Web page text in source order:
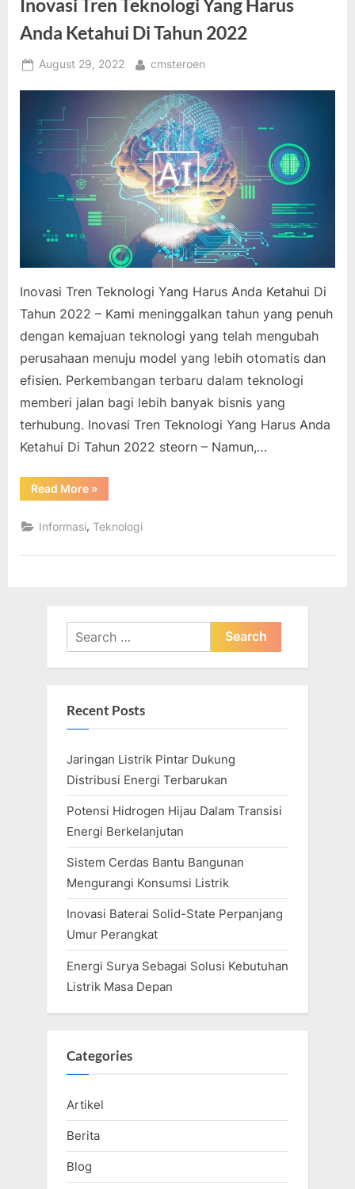
Inovasi Tren Teknologi Yang Harus
Anda Ketahui Di Tahun 2022
Posted
August 29, 2022 By
cmsteroen
Inovasi Tren Teknologi Yang Harus Anda Ketahui Di
Tahun 2022 – Kami meninggalkan tahun yang penuh
dengan kemajuan teknologi yang telah mengubah
perusahaan menuju model yang lebih otomatis dan
efisien. Perkembangan terbaru dalam teknologi
memberi jalan bagi lebih banyak bisnis yang
terhubung. Inovasi Tren Teknologi Yang Harus Anda
Ketahui Di Tahun 2022 steorn – Namun,…
Read More“Inovasi
Tren
Yang
Harus
Ketahui
»
Informasi,Teknologi
Search
for:
Recent Posts
Jaringan Listrik Pintar Dukung
Distribusi Energi Terbarukan
Potensi Hidrogen Hijau Dalam Transisi
Energi Berkelanjutan
Sistem Cerdas Bantu Bangunan
Mengurangi Konsumsi Listrik
Inovasi Baterai Solid-State Perpanjang
Umur Perangkat
Energi Surya Sebagai Solusi Kebutuhan
Listrik Masa Depan
Categories
Artikel
Berita
Blog